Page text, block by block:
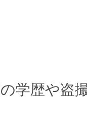
学歴や盗